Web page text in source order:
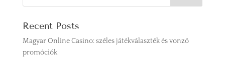
Recent Posts
Magyar Online Casino: széles játékválaszték és vonzó
promóciók